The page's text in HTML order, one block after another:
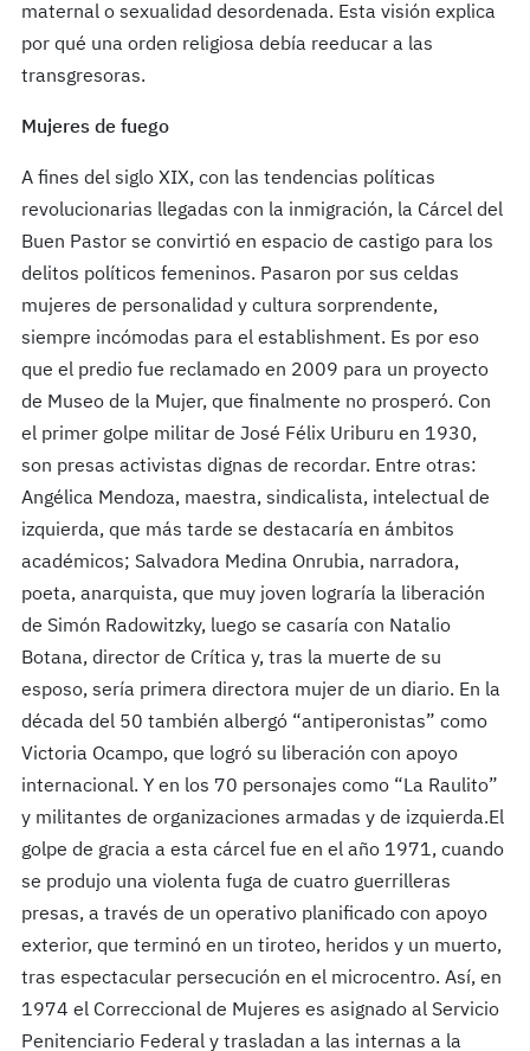
maternal o sexualidad desordenada. Esta visión explica
por qué una orden religiosa debía reeducar a las
transgresoras.
Mujeres de fuego
A fines del siglo XIX, con las tendencias políticas
revolucionarias llegadas con la inmigración, la Cárcel del
Buen Pastor se convirtió en espacio de castigo para los
delitos políticos femeninos. Pasaron por sus celdas
mujeres de personalidad y cultura sorprendente,
siempre incómodas para el establishment. Es por eso
que el predio fue reclamado en 2009 para un proyecto
de Museo de la Mujer, que finalmente no prosperó. Con
el primer golpe militar de José Félix Uriburu en 1930,
son presas activistas dignas de recordar. Entre otras:
Angélica Mendoza, maestra, sindicalista, intelectual de
izquierda, que más tarde se destacaría en ámbitos
académicos; Salvadora Medina Onrubia, narradora,
poeta, anarquista, que muy joven lograría la liberación
de Simón Radowitzky, luego se casaría con Natalio
Botana, director de Crítica y, tras la muerte de su
esposo, sería primera directora mujer de un diario. En la
década del 50 también albergó “antiperonistas” como
Victoria Ocampo, que logró su liberación con apoyo
internacional. Y en los 70 personajes como “La Raulito”
y militantes de organizaciones armadas y de izquierda.El
golpe de gracia a esta cárcel fue en el año 1971, cuando
se produjo una violenta fuga de cuatro guerrilleras
presas, a través de un operativo planificado con apoyo
exterior, que terminó en un tiroteo, heridos y un muerto,
tras espectacular persecución en el microcentro. Así, en
1974 el Correccional de Mujeres es asignado al Servicio
Penitenciario Federal y trasladan a las internas a la